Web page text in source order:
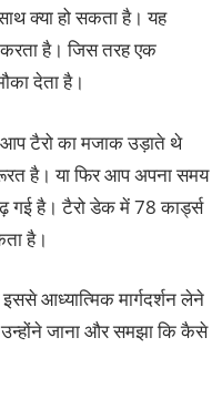
क्‍या हो सकता है। यह
है। जिस तरह एक
देता है।
टैरो का मजाक उड़ाते थे
है। या फिर आप अपना समय
गई है। टैरो डेक में 78 कार्ड्स
है।
आध्‍यात्मिक मार्गदर्शन लेने
उन्होंने जाना और समझा कि कैसे